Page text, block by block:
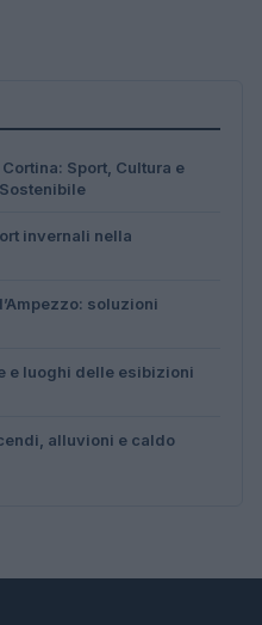
Sport, Cultura e
invernali nella
soluzioni
e luoghi delle esibizioni
alluvioni e caldo